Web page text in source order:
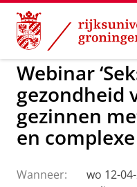
Skip
Content
Skip
Navigation
Webinar
gezondheid
gezinnen
en
Wanneer:
wo 12-